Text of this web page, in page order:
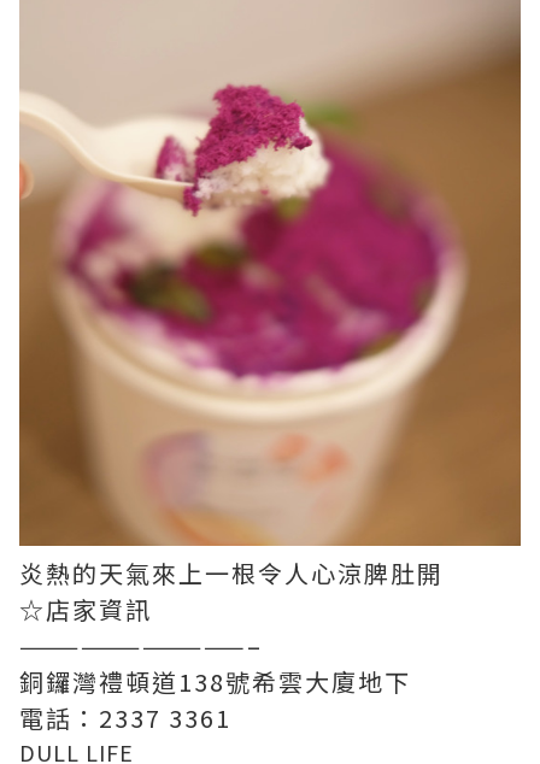
炎熱的天氣來上一根令人心涼脾肚開
☆店家資訊
———————————–
銅鑼灣禮頓道138號希雲大廈地下
電話：2337 3361
DULL LIFE